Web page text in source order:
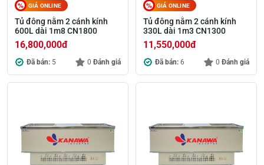
GIÁ ONLINE
Tủ đông nằm 2 cánh kính
600L dài 1m8 CN1800
16,800,000đ
Đã bán: 5 0 Đánh giá
GIÁ ONLINE
Tủ đông nằm 2 cánh kính
330L dài 1m3 CN1300
11,550,000đ
Đã bán: 6 0 Đánh giá